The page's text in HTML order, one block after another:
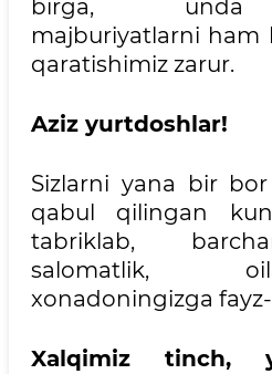
birga, unda
majburiyatlarni ham
qaratishimiz zarur.
Aziz yurtdoshlar!
Sizlarni yana bir
qabul qilingan
tabriklab,
salomatlik,
xonadoningizga
Xalqimiz tinch,